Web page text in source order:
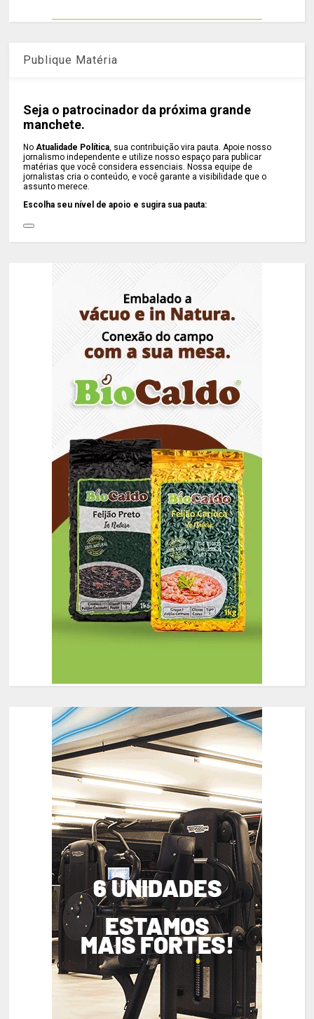
Publique Matéria
Seja o patrocinador da próxima grande
manchete.
NoAtualidade Política, sua contribuição vira pauta. Apoie nosso
jornalismo independente e utilize nosso espaço para publicar
matérias que você considera essenciais. Nossa equipe de
jornalistas cria o conteúdo, e você garante a visibilidade que o
assunto merece.
Escolha seu nível de apoio e sugira sua pauta: